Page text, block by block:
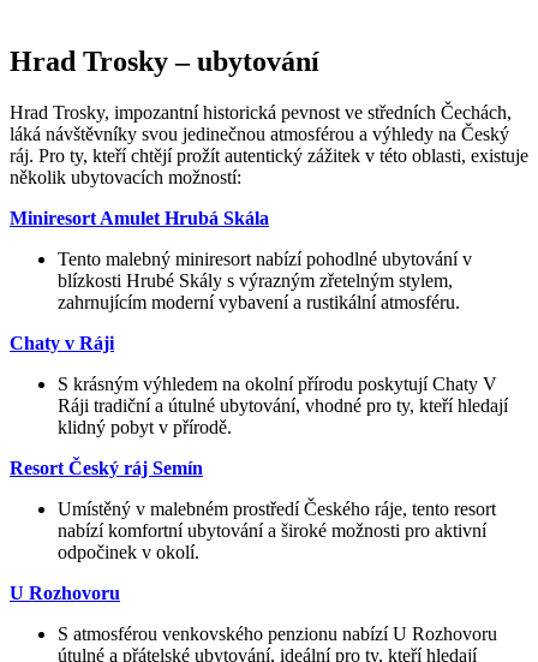
Hrad Trosky – ubytování
Hrad Trosky, impozantní historická pevnost ve středních Čechách,
láká návštěvníky svou jedinečnou atmosférou a výhledy na Český
ráj. Pro ty, kteří chtějí prožít autentický zážitek v této oblasti, existuje
několik ubytovacích možností:
Miniresort Amulet Hrubá Skála
Tento malebný miniresort nabízí pohodlné ubytování v
blízkosti Hrubé Skály s výrazným zřetelným stylem,
zahrnujícím moderní vybavení a rustikální atmosféru.
Chaty v Ráji
S krásným výhledem na okolní přírodu poskytují Chaty V
Ráji tradiční a útulné ubytování, vhodné pro ty, kteří hledají
klidný pobyt v přírodě.
Resort Český ráj Semín
Umístěný v malebném prostředí Českého ráje, tento resort
nabízí komfortní ubytování a široké možnosti pro aktivní
odpočinek v okolí.
U Rozhovoru
S atmosférou venkovského penzionu nabízí U Rozhovoru
útulné a přátelské ubytování, ideální pro ty, kteří hledají